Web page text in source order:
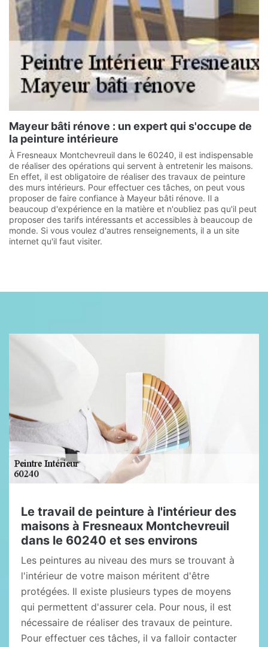
Mayeur bâti rénove : un expert qui s'occupe de
la peinture intérieure
À Fresneaux Montchevreuil dans le 60240, il est indispensable
de réaliser des opérations qui servent à entretenir les maisons.
En effet, il est obligatoire de réaliser des travaux de peinture
des murs intérieurs. Pour effectuer ces tâches, on peut vous
proposer de faire confiance à Mayeur bâti rénove. Il a
beaucoup d'expérience en la matière et n'oubliez pas qu'il peut
proposer des tarifs intéressants et accessibles à beaucoup de
monde. Si vous voulez d'autres renseignements, il a un site
internet qu'il faut visiter.
Le travail de peinture à l'intérieur des
maisons à Fresneaux Montchevreuil
dans le 60240 et ses environs
Les peintures au niveau des murs se trouvant à
l'intérieur de votre maison méritent d'être
protégées. Il existe plusieurs types de moyens
qui permettent d'assurer cela. Pour nous, il est
nécessaire de réaliser des travaux de peinture.
Pour effectuer ces tâches, il va falloir contacter